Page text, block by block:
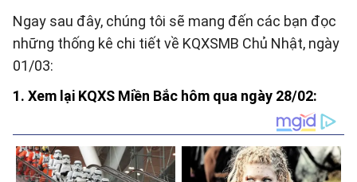
Ngay sau đây, chúng tôi sẽ mang đến các bạn đọc
những thống kê chi tiết về KQXSMB Chủ Nhật, ngày
01/03:
1. Xem lại KQXS Miền Bắc hôm qua ngày 28/02: